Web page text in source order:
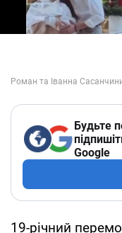
Будьте
Google
19-річний